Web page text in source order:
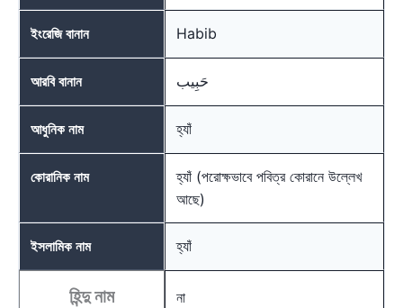
ইংরেজি বানান Habib
আরবি বানান حَبِيب
আধুনিক নাম হ্যাঁ
কোরানিক নাম
হ্যাঁ (পরোক্ষভাবে পবিত্র কোরানে উল্লেখ
আছে)
ইসলামিক নাম হ্যাঁ
হিন্দু নাম না